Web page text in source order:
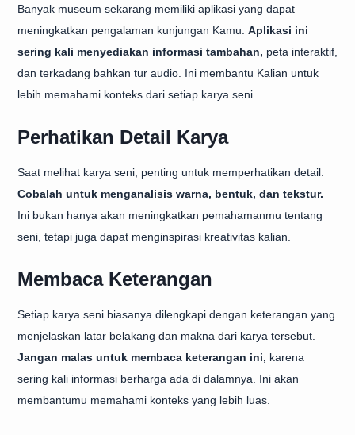
Banyak museum sekarang memiliki aplikasi yang dapat
meningkatkan pengalaman kunjungan Kamu. Aplikasi ini
sering kali menyediakan informasi tambahan, peta interaktif,
dan terkadang bahkan tur audio. Ini membantu Kalian untuk
lebih memahami konteks dari setiap karya seni.
Perhatikan Detail Karya
Saat melihat karya seni, penting untuk memperhatikan detail.
Cobalah untuk menganalisis warna, bentuk, dan tekstur.
Ini bukan hanya akan meningkatkan pemahamanmu tentang
seni, tetapi juga dapat menginspirasi kreativitas kalian.
Membaca Keterangan
Setiap karya seni biasanya dilengkapi dengan keterangan yang
menjelaskan latar belakang dan makna dari karya tersebut.
Jangan malas untuk membaca keterangan ini, karena
sering kali informasi berharga ada di dalamnya. Ini akan
membantumu memahami konteks yang lebih luas.